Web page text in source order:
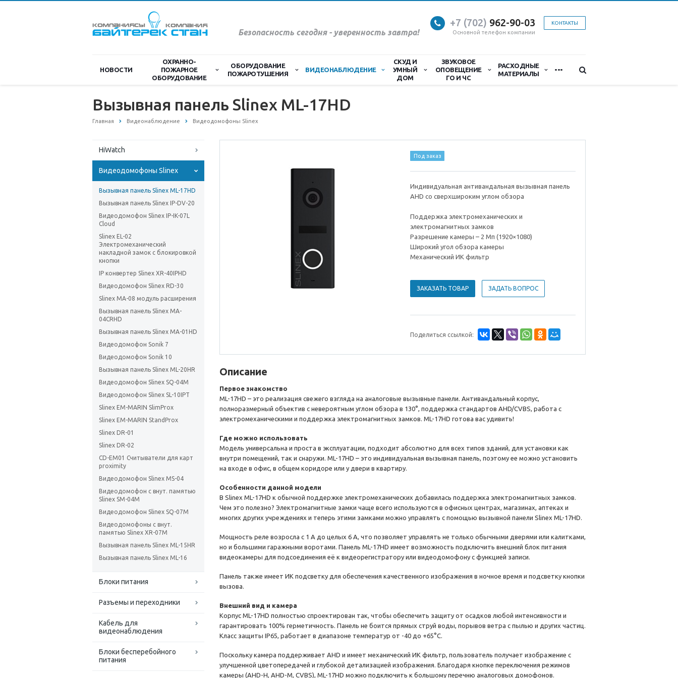
Безопасность сегодня - уверенность завтра!
КОНТАКТЫ
+7 (702) 962-90-03
Основной телефон компании
НОВОСТИ
ОХРАННО-
ПОЖАРНОЕ
ОБОРУДОВАНИЕ
ОБОРУДОВАНИЕ
ПОЖАРОТУШЕНИЯ
ВИДЕОНАБЛЮДЕНИЕ
СКУД И
УМНЫЙ
ДОМ
ЗВУКОВОЕ
ОПОВЕЩЕНИЕ
ГО И ЧС
РАСХОДНЫЕ
МАТЕРИАЛЫ
...
Вызывная панель Slinex ML-17HD
Главная Видеонаблюдение Видеодомофоны Slinex
HiWatch
Видеодомофоны Slinex
Вызывная панель Slinex ML-17HD
Вызывная панель Slinex IP-DV-20
Видеодомофон Slinex IP-IK-07L
Cloud
Slinex EL-02
Электромеханический
накладной замок c блокировкой
кнопки
IP конвертер Slinex XR-40IPHD
Видеодомофон Slinex RD-30
Slinex MA-08 модуль расширения
Вызывная панель Slinex MA-
04CRHD
Вызывная панель Slinex MA-01HD
Видеодомофон Sonik 7
Видеодомофон Sonik 10
Вызывная панель Slinex ML-20HR
Видеодомофон Slinex SQ-04M
Видеодомофон Slinex SL-10IPT
Slinex EM-MARIN SlimProx
Slinex EM-MARIN StandProx
Slinex DR-01
Slinex DR-02
CD-EM01 Считыватели для карт
proximity
Видеодомофон Slinex MS-04
Видеодомофон с внут. памятью
Slinex SM-04M
Видеодомофон Slinex SQ-07M
Видеодомофоны с внут.
памятью Slinex XR-07M
Вызывная панель Slinex ML-15HR
Вызывная панель Slinex ML-16
Блоки питания
Разъемы и переходники
Кабель для
видеонаблюдения
Блоки бесперебойного
питания
Под заказ
Индивидуальная антивандальная вызывная панель
AHD со сверхшироким углом обзора
Поддержка электромеханических и
электромагнитных замков
Разрешение камеры – 2 Мп (1920×1080)
Широкий угол обзора камеры
Механический ИК фильтр
ЗАКАЗАТЬ ТОВАР ЗАДАТЬ ВОПРОС
Поделиться ссылкой:
Описание
Первое знакомство
ML-17HD – это реализация свежего взгляда на аналоговые вызывные панели. Антивандальный корпус,
полноразмерный объектив с невероятным углом обзора в 130°, поддержка стандартов AHD/CVBS, работа с
электромеханическими и поддержка электромагнитных замков. ML-17HD готова вас удивить!
Где можно использовать
Модель универсальна и проста в эксплуатации, подходит абсолютно для всех типов зданий, для установки как
внутри помещений, так и снаружи. ML-17HD – это индивидуальная вызывная панель, поэтому ее можно установить
на входе в офис, в общем коридоре или у двери в квартиру.
Особенности данной модели
В Slinex ML-17HD к обычной поддержке электромеханических добавилась поддержка электромагнитных замков.
Чем это полезно? Электромагнитные замки чаще всего используются в офисных центрах, магазинах, аптеках и
многих других учреждениях и теперь этими замками можно управлять с помощью вызывной панели Slinex ML-17HD.
Мощность реле возросла с 1 А до целых 6 А, что позволяет управлять не только обычными дверями или калитками,
но и большими гаражными воротами. Панель ML-17HD имеет возможность подключить внешний блок питания
видеокамеры для подсоединения её к видеорегистратору или видеодомофону с функцией записи.
Панель также имеет ИК подсветку для обеспечения качественного изображения в ночное время и подсветку кнопки
вызова.
Внешний вид и камера
Корпус ML-17HD полностью спроектирован так, чтобы обеспечить защиту от осадков любой интенсивности и
гарантировать 100% герметичность. Панель не боится прямых струй воды, порывов ветра с пылью и других частиц.
Класс защиты IP65, работает в диапазоне температур от -40 до +65°С.
Поскольку камера поддерживает AHD и имеет механический ИК фильтр, пользователь получает изображение с
улучшенной цветопередачей и глубокой детализацией изображения. Благодаря кнопке переключения режимов
камеры (AHD-H, AHD-M, CVBS), ML-17HD можно подключить к большому перечню аналоговых домофонов.